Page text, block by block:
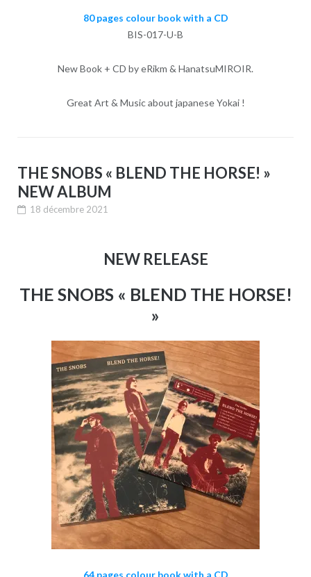
80 pages colour book with a CD
BIS-017-U-B
New Book + CD by eRikm & HanatsuMIROIR.
Great Art & Music about japanese Yokai !
THE SNOBS « BLEND THE HORSE! »
NEW ALBUM
18 décembre 2021
NEW RELEASE
THE SNOBS « BLEND THE HORSE!
»